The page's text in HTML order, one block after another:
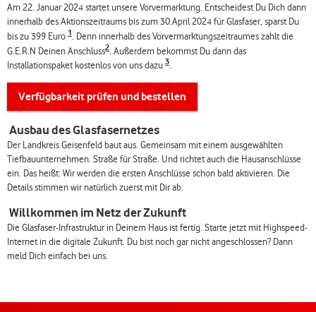
Am 22. Januar 2024 startet unsere Vorvermarktung. Entscheidest Du Dich dann
innerhalb des Aktionszeitraums bis zum 30.April 2024 für Glasfaser, sparst Du
bis zu 399 Euro 1 . Denn innerhalb des Vorvermarktungszeitraumes zahlt die
G.E.R.N Deinen Anschluss2 . Außerdem bekommst Du dann das
Installationspaket kostenlos von uns dazu 3
Verfügbarkeit prüfen und bestellen
Ausbau des Glasfasernetzes
Der Landkreis Geisenfeld baut aus. Gemeinsam mit einem ausgewählten
Tiefbauunternehmen. Straße für Straße. Und richtet auch die Hausanschlüsse
ein. Das heißt: Wir werden die ersten Anschlüsse schon bald aktivieren. Die
Details stimmen wir natürlich zuerst mit Dir ab.
Willkommen im Netz der Zukunft
Die Glasfaser-Infrastruktur in Deinem Haus ist fertig. Starte jetzt mit Highspeed-
Internet in die digitale Zukunft. Du bist noch gar nicht angeschlossen? Dann
meld Dich einfach bei uns.